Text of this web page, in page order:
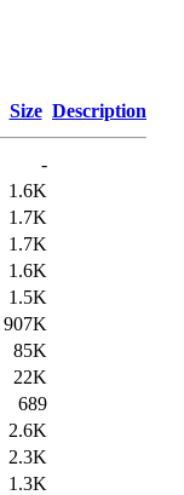
Size Description
-
1.6K
1.7K
1.7K
1.6K
1.5K
907K
85K
22K
689
2.6K
2.3K
1.3K